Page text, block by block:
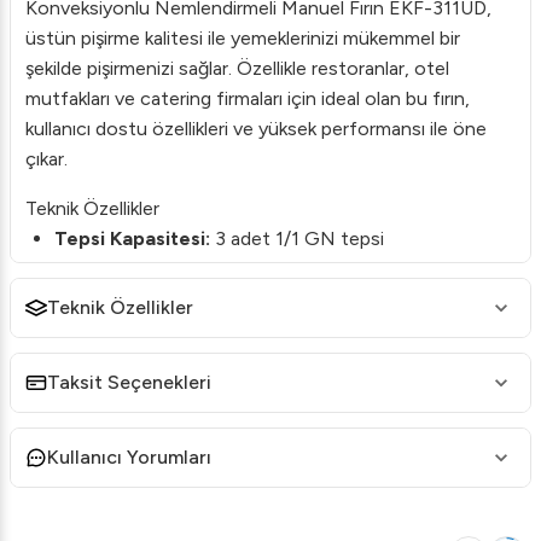
Konveksiyonlu Nemlendirmeli Manuel Fırın EKF-311UD,
üstün pişirme kalitesi ile yemeklerinizi mükemmel bir
şekilde pişirmenizi sağlar. Özellikle restoranlar, otel
mutfakları ve catering firmaları için ideal olan bu fırın,
kullanıcı dostu özellikleri ve yüksek performansı ile öne
çıkar.
Teknik Özellikler
Tepsi Kapasitesi: 3 adet 1/1 GN tepsi
Çalışma Şekli:Elektrikli
Sıcaklık Aralığı:
Direkt Nemlendirme:Buton kontrollü, 5 saniye
süresi ile
Güç:3,7 Kw – 50-60 Hz AC 220/230 1N
Ölçüler: 790x752x504 mm
Teknik Özellikler
Taksit Seçenekleri
Kullanıcı Yorumları